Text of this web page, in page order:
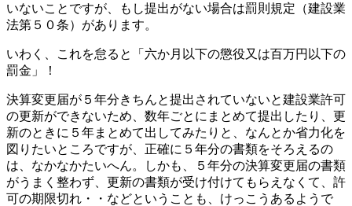
いないことですが、もし提出がない場合は罰則規定（建設業
法第５０条）があります。
いわく、これを怠ると「六か月以下の懲役又は百万円以下の
罰金」！
決算変更届が５年分きちんと提出されていないと建設業許可
の更新ができないため、数年ごとにまとめて提出したり、更
新のときに５年まとめて出してみたりと、なんとか省力化を
図りたいところですが、正確に５年分の書類をそろえるの
は、なかなかたいへん。しかも、５年分の決算変更届の書類
がうまく整わず、更新の書類が受け付けてもらえなくて、許
可の期限切れ・・などということも、けっこうあるようで